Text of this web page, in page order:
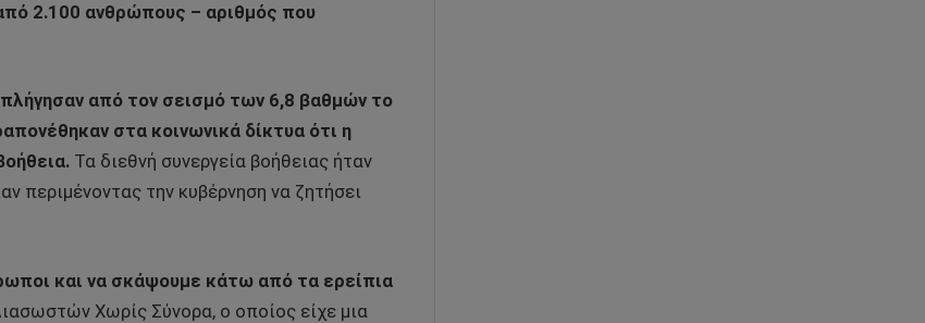
2.100 ανθρώπους – αριθμός που
από τον σεισμό των 6,8 βαθμών το
στα κοινωνικά δίκτυα ότι η
Τα διεθνή συνεργεία βοήθειας ήταν
περιμένοντας την κυβέρνηση να ζητήσει
και να σκάψουμε κάτω από τα ερείπια
Χωρίς Σύνορα, ο οποίος είχε μια